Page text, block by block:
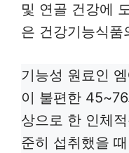
및 연골 건강에
은 건강기능식품
기능성 원료인
이 불편한
상으로 한 인체
준히 섭취했을 때